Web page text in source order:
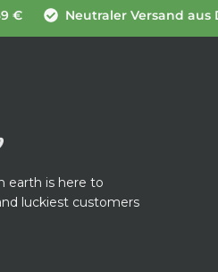
€ Neutraler Versand aus
earth is here to
luckiest customers